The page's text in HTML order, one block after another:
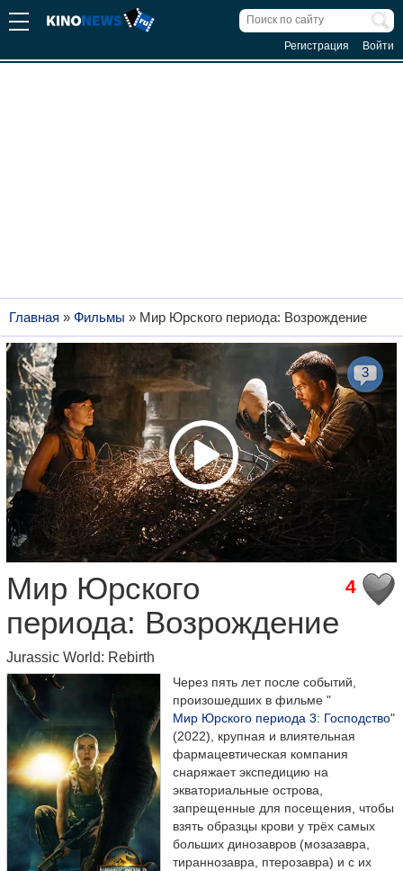
Регистрация Войти
Главная » Фильмы » Мир Юрского периода: Возрождение
3
4
Мир Юрского
периода: Возрождение
Jurassic World: Rebirth
Через пять лет после событий,
произошедших в фильме "
Мир Юрского периода 3: Господство"
(2022), крупная и влиятельная
фармацевтическая компания
снаряжает экспедицию на
экваториальные острова,
запрещенные для посещения, чтобы
взять образцы крови у трёх самых
больших динозавров (мозазавра,
тираннозавра, птерозавра) и с их